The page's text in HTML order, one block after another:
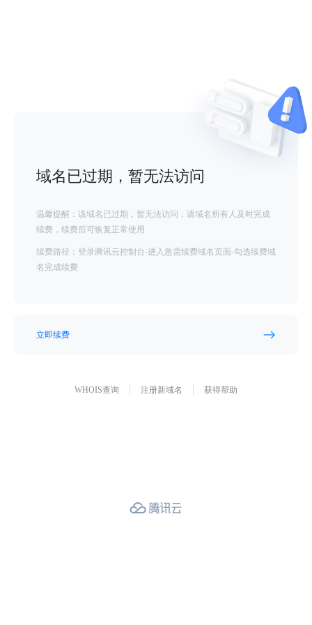
域名已过期，暂无法访问
温馨提醒：该域名已过期，暂无法访问，请域名所有人及时完成
续费，续费后可恢复正常使用
续费路径：登录腾讯云控制台-进入急需续费域名页面-勾选续费域
名完成续费
立即续费
WHOIS查询 注册新域名 获得帮助